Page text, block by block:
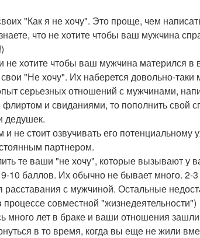
"Как я не хочу". Это проще, чем
что не хотите чтобы ваш мужчина
не хотите чтобы ваш мужчина матерился в
"Не хочу". Их наберется довольно-таки
серьезных отношений с мужчинами,
флиртом и свиданиями, то пополнить
дедушек.
не стоит озвучивать его потенциальному
партнером.
те ваши "не хочу", которые вызывают у
10 баллов. Их обычно не бывает много. 2-3
расставания с мужчиной. Остальные
совместной "жизнедеятельности")
много лет в браке и ваши отношения
в то время, когда вы еще не жили